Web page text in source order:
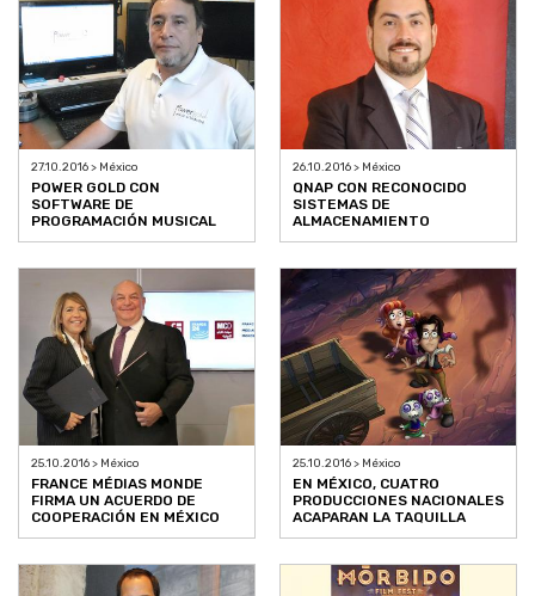
27.10.2016 > México
POWER GOLD CON
SOFTWARE DE
PROGRAMACIÓN MUSICAL
26.10.2016 > México
QNAP CON RECONOCIDO
SISTEMAS DE
ALMACENAMIENTO
25.10.2016 > México
FRANCE MÉDIAS MONDE
FIRMA UN ACUERDO DE
COOPERACIÓN EN MÉXICO
25.10.2016 > México
EN MÉXICO, CUATRO
PRODUCCIONES NACIONALES
ACAPARAN LA TAQUILLA